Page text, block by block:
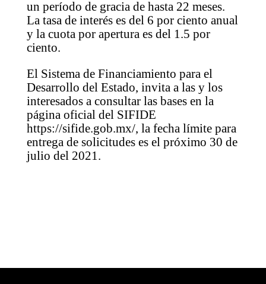
un período de gracia de hasta 22 meses.
La tasa de interés es del 6 por ciento anual
y la cuota por apertura es del 1.5 por
ciento.
El Sistema de Financiamiento para el
Desarrollo del Estado, invita a las y los
interesados a consultar las bases en la
página oficial del SIFIDE
https://sifide.gob.mx/, la fecha límite para
entrega de solicitudes es el próximo 30 de
julio del 2021.